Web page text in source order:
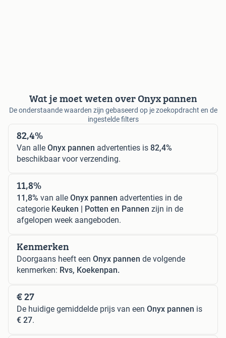
Wat je moet weten over Onyx pannen
De onderstaande waarden zijn gebaseerd op je zoekopdracht en de
ingestelde filters
82,4%
Van alle Onyx pannen advertenties is 82,4%
beschikbaar voor verzending.
11,8%
11,8% van alle Onyx pannen advertenties in de
categorie Keuken | Potten en Pannen zijn in de
afgelopen week aangeboden.
Kenmerken
Doorgaans heeft een Onyx pannen de volgende
kenmerken: Rvs, Koekenpan.
€ 27
De huidige gemiddelde prijs van een Onyx pannen is
€ 27.